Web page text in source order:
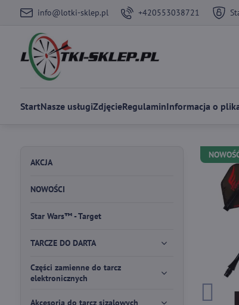
info@lotki-sklep.pl +420553038721
StartNasze usługiZdjęcieRegulaminInformacja o
AKCJA
NOWOŚCI
Star Wars™ - Target
TARCZE DO DARTA
Części zamienne do tarcz
elektronicznych
Akcesoria do tarcz sizalowych